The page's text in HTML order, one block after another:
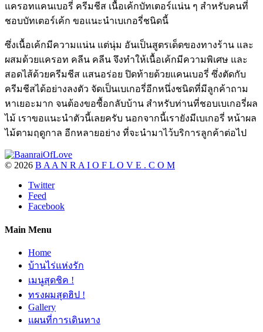
แครอทแคนเบอรี่ ครีมชีส เนื้อเค้กบัทเตอร์แน่น ๆ สำหรับคนที่
ชอบบัทเตอร์เค้ก ขอแนะนำเบเกอรี่ชนิดนี้
ซึ่งเนื้อเค้กมีความแน่น แต่นุ่ม อันเป็นสูตรเด็ดของทางร้าน และ
ผสมด้วยแครอท คลีน คลีน จึงทำให้เนื้อเค้กมีความพิเศษ และ
สอดไส้ด้วยครีมชีส แสนอร่อย ปิดท้ายด้วยแคนเบอรี่ ซึ่งตัดกับ
ครีมชีสได้อย่างลงตัว จัดเป็นเบเกอรี่อีกหนึ่งชนิดที่มีลูกค้าถาม
หาเยอะมาก จนต้องขอซื้อกลับบ้าน สำหรับท่านที่ชอบเบเกอรี่ผล
ไม้ เราขอแนะนำตัวนี้เลยครับ นอกจากนี้เรายังมีเบเกอรี่ หน้าผล
ไม้ตามฤดูกาล อีกหลายอย่าง ที่จะนำมาไว้บริการลูกค้าต่อไป
© 2026 B A A N R A I O F L O V E . C O M
Twitter
Feed
Facebook
Main Menu
Home
บ้านไร่แห่งรัก
เมนูสุดชิค !
ทรงผมสุดฮิป !
Gallery
แผนที่การเดินทาง